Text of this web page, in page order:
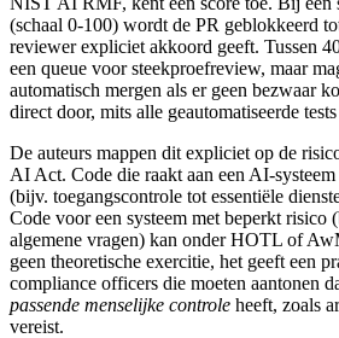
(schaal 0-100) wordt de PR geblokkeerd
reviewer expliciet akkoord geeft. Tussen
een queue voor steekproefreview, maar
automatisch mergen als er geen bezwaar
direct door, mits alle geautomatiseerde
De auteurs mappen dit expliciet op de
AI Act. Code die raakt aan een AI-systeem
(bijv. toegangscontrole tot essentiële
Code voor een systeem met beperkt risico
algemene vragen) kan onder HOTL of
geen theoretische exercitie, het geeft een
compliance officers die moeten aantonen
passende menselijke controle heeft, zoals
vereist.